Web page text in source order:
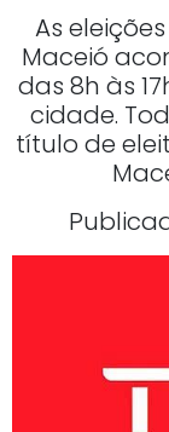
As
Maceió
das 8h às
cidade.
título de